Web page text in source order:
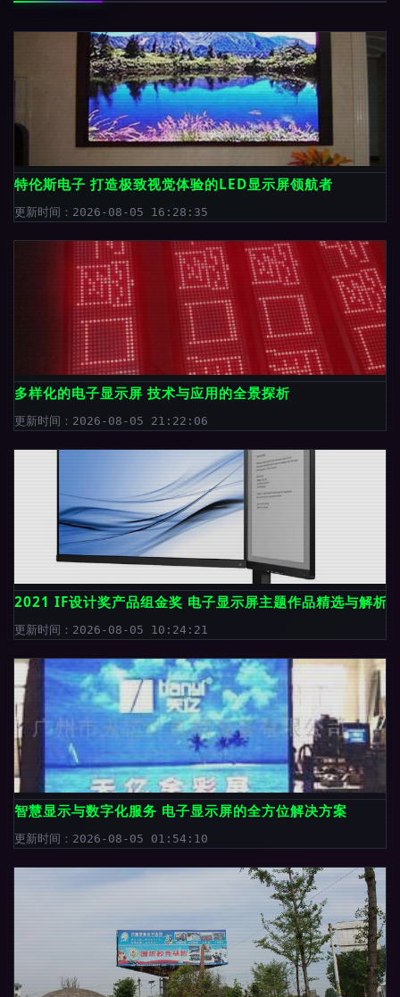
特伦斯电子 打造极致视觉体验的LED显示屏领航者
更新时间：2026-08-05 16:28:35
多样化的电子显示屏 技术与应用的全景探析
更新时间：2026-08-05 21:22:06
2021 IF设计奖产品组金奖 电子显示屏主题作品精选与解析
更新时间：2026-08-05 10:24:21
智慧显示与数字化服务 电子显示屏的全方位解决方案
更新时间：2026-08-05 01:54:10